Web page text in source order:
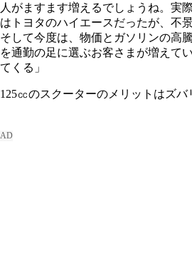
人がますます増えるでしょうね。実
はトヨタのハイエースだったが、不
そして今度は、物価とガソリンの高
を通勤の足に選ぶお客さまが増えて
てくる」
125㏄のスクーターのメリットはズバ